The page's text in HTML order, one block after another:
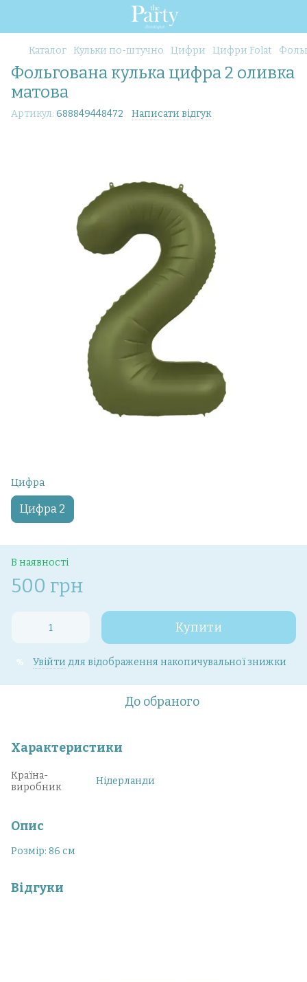
Каталог Кульки по-штучно Цифри Цифри Folat
Фольгована кулька цифра 2 оливка
матова
Артикул: 688849448472 Написати відгук
Цифра
Цифра 2
В наявності
500 грн
Купити
% Увійти для відображення накопичувальної знижки
До обраного
Характеристики
Країна-
виробник
Нідерланди
Опис
Розмір: 86 см
Відгуки